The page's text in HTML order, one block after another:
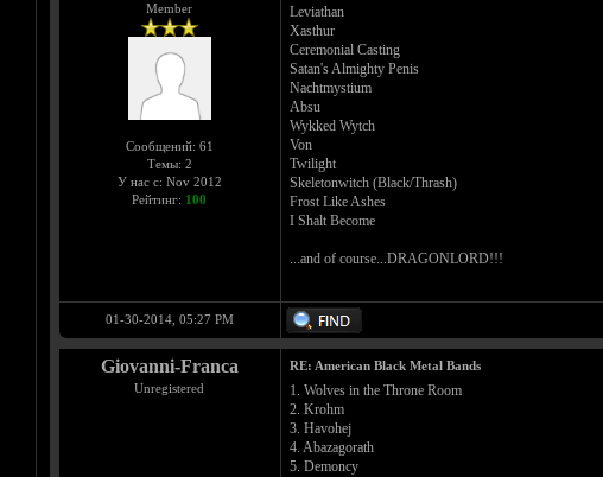
Member
Сообщений: 61
Темы: 2
У нас с: Nov 2012
Рейтинг: 100
Leviathan
Xasthur
Ceremonial Casting
Satan's Almighty Penis
Nachtmystium
Absu
Wykked Wytch
Von
Twilight
Skeletonwitch (Black/Thrash)
Frost Like Ashes
I Shalt Become
...and of course...DRAGONLORD!!!
01-30-2014, 05:27 PM
Giovanni-Franca
Unregistered
RE: American Black Metal Bands
1. Wolves in the Throne Room
2. Krohm
3. Havohej
4. Abazagorath
5. Demoncy